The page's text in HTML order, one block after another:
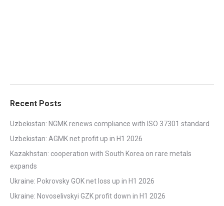
Recent Posts
Uzbekistan: NGMK renews compliance with ISO 37301 standard
Uzbekistan: AGMK net profit up in H1 2026
Kazakhstan: cooperation with South Korea on rare metals
expands
Ukraine: Pokrovsky GOK net loss up in H1 2026
Ukraine: Novoselivskyi GZK profit down in H1 2026